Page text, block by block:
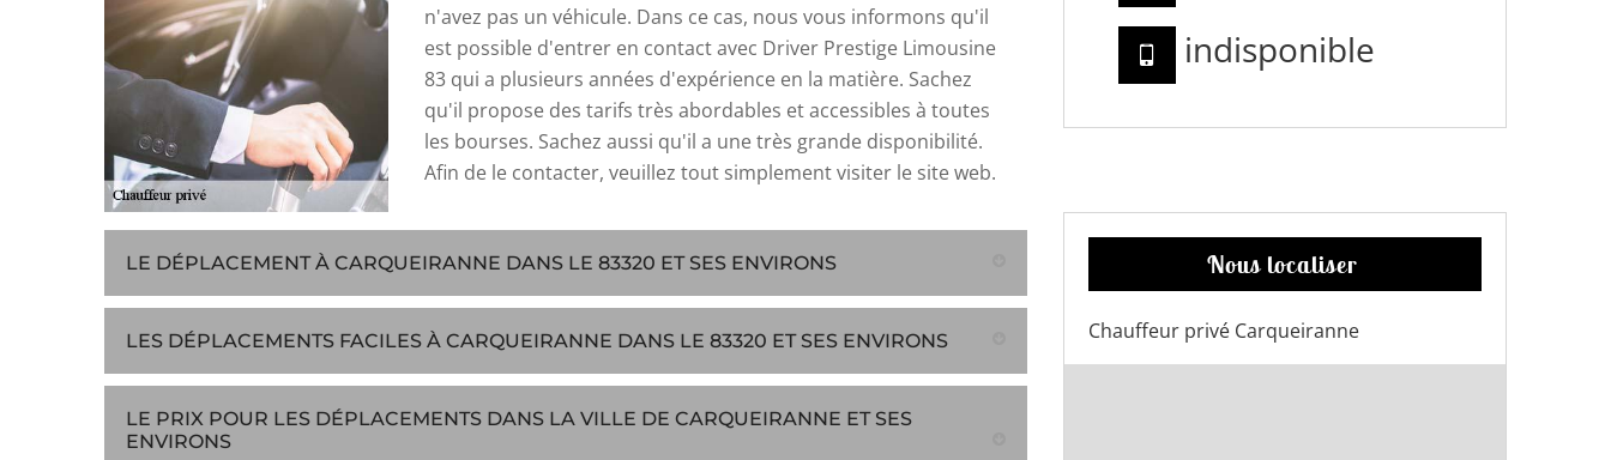
n'avez pas un véhicule. Dans ce cas, nous vous informons qu'il
est possible d'entrer en contact avec Driver Prestige Limousine
83 qui a plusieurs années d'expérience en la matière. Sachez
qu'il propose des tarifs très abordables et accessibles à toutes
les bourses. Sachez aussi qu'il a une très grande disponibilité.
Afin de le contacter, veuillez tout simplement visiter le site web.
LE DÉPLACEMENT À CARQUEIRANNE DANS LE 83320 ET SES ENVIRONS
LES DÉPLACEMENTS FACILES À CARQUEIRANNE DANS LE 83320 ET SES ENVIRONS
LE PRIX POUR LES DÉPLACEMENTS DANS LA VILLE DE CARQUEIRANNE ET SES
ENVIRONS
indisponible
Nous localiser
Chauffeur privé Carqueiranne